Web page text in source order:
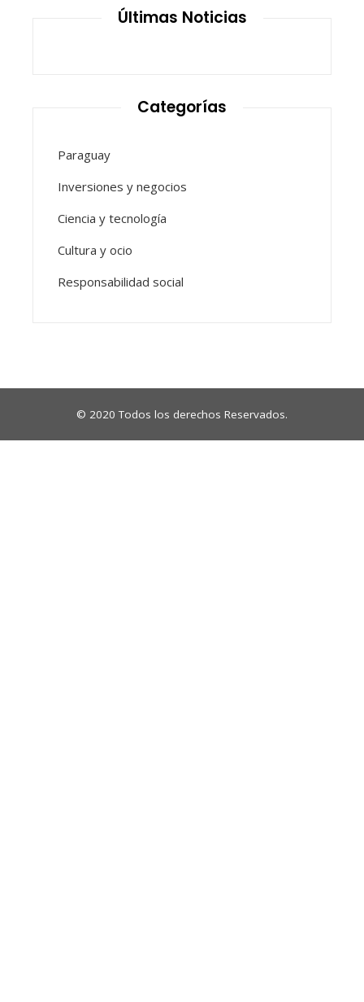
Últimas Noticias
Categorías
Paraguay
Inversiones y negocios
Ciencia y tecnología
Cultura y ocio
Responsabilidad social
© 2020 Todos los derechos Reservados.